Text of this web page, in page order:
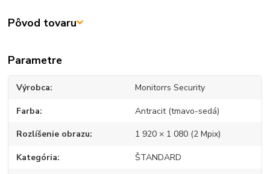
Pôvod tovaru
Parametre
Výrobca Monitorrs Security
Farba Antracit (tmavo-sedá)
Rozlíšenie obrazu 1 920 × 1 080 (2 Mpix)
Kategória ŠTANDARD